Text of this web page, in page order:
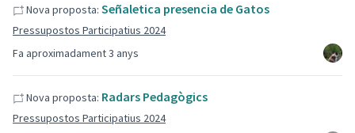
Fa aproximadament 3 anys
Nova proposta: Señaletica presencia de Gatos
Pressupostos Participatius 2024
Nova proposta: Radars Pedagògics
Pressupostos Participatius 2024